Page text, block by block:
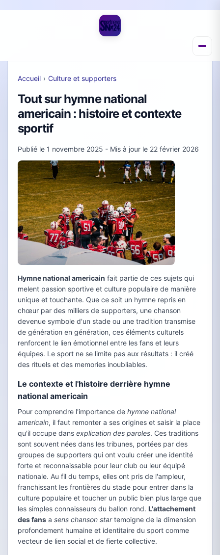
Accueil › Culture et supporters
Tout sur hymne national
americain : histoire et contexte
sportif
Publié le 1 novembre 2025 - Mis à jour le 22 février 2026
Hymne national americain fait partie de ces sujets qui
melent passion sportive et culture populaire de manière
unique et touchante. Que ce soit un hymne repris en
chœur par des milliers de supporters, une chanson
devenue symbole d'un stade ou une tradition transmise
de génération en génération, ces éléments culturels
renforcent le lien émotionnel entre les fans et leurs
équipes. Le sport ne se limite pas aux résultats : il créé
des rituels et des memories inoubliables.
Le contexte et l'histoire derrière hymne
national americain
Pour comprendre l'importance de hymne national
americain, il faut remonter a ses origines et saisir la place
qu'il occupe dans explication des paroles. Ces traditions
sont souvent nées dans les tribunes, portées par des
groupes de supporters qui ont voulu créer une identité
forte et reconnaissable pour leur club ou leur équipé
nationale. Au fil du temps, elles ont pris de l'ampleur,
franchissant les frontières du stade pour entrer dans la
culture populaire et toucher un public bien plus large que
les simples connaisseurs du ballon rond. L'attachement
des fans a sens chanson startemoigne de la dimension
profondement humaine et identitaire du sport comme
vecteur de lien social et de fierte collective.